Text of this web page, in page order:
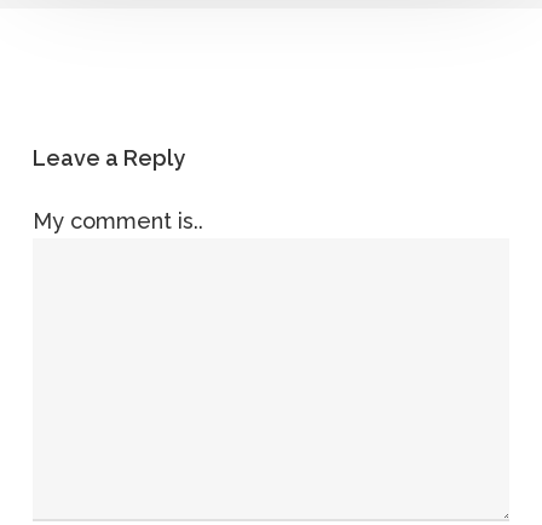
Leave a Reply
My comment is..